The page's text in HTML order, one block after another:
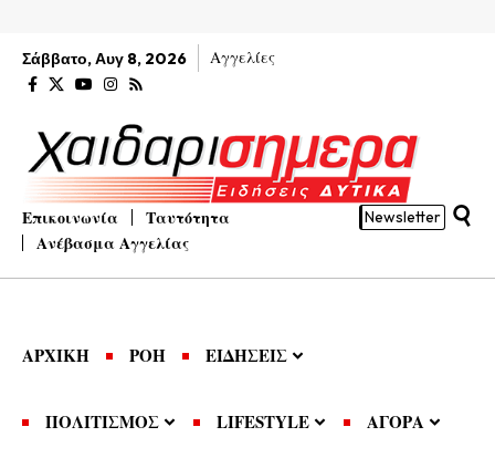
Σάββατο, Αυγ 8, 2026 Αγγελίες
Επικοινωνία
Ταυτότητα
Ανέβασμα Αγγελίας
Newsletter
ΑΡΧΙΚΗ ΡΟΗ ΕΙΔΗΣΕΙΣ
ΠΟΛΙΤΙΣΜΟΣ LIFESTYLE ΑΓΟΡΑ